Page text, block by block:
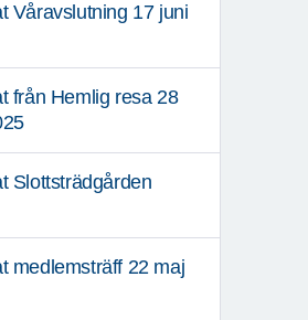
Våravslutning 17 juni
från Hemlig resa 28
Slottsträdgården
medlemsträff 22 maj